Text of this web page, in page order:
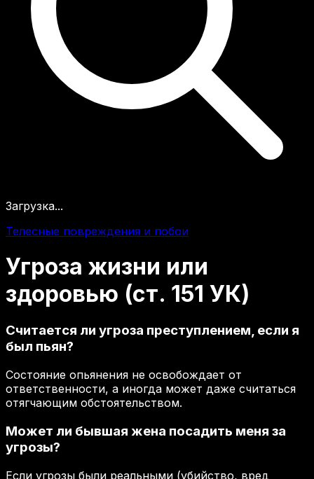
Загрузка...
Телесные повреждения и побои
Угроза жизни или
здоровью (ст. 151 УК)
Считается ли угроза преступлением, если я
был пьян?
Состояние опьянения не освобождает от
ответственности, а иногда может даже считаться
отягчающим обстоятельством.
Может ли бывшая жена посадить меня за
угрозы?
Если угрозы были реальными (убийство, вред